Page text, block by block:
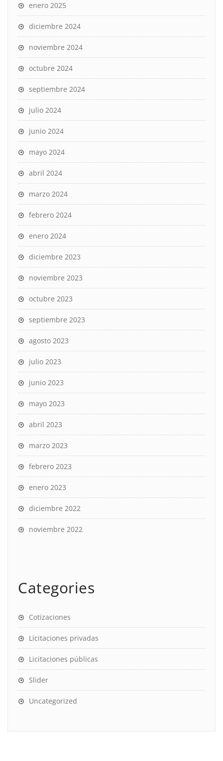
enero 2025
diciembre 2024
noviembre 2024
octubre 2024
septiembre 2024
julio 2024
junio 2024
mayo 2024
abril 2024
marzo 2024
febrero 2024
enero 2024
diciembre 2023
noviembre 2023
octubre 2023
septiembre 2023
agosto 2023
julio 2023
junio 2023
mayo 2023
abril 2023
marzo 2023
febrero 2023
enero 2023
diciembre 2022
noviembre 2022
Categories
Cotizaciones
Licitaciones privadas
Licitaciones públicas
Slider
Uncategorized